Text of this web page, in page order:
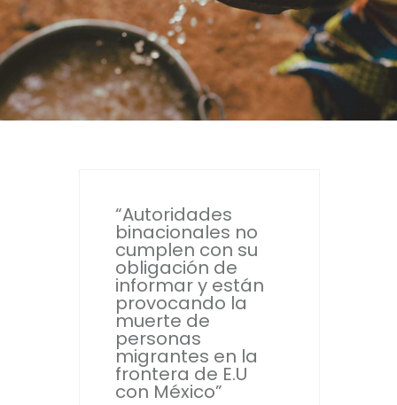
“Autoridades
binacionales no
cumplen con su
obligación de
informar y están
provocando la
muerte de
personas
migrantes en la
frontera de E.U
con México”